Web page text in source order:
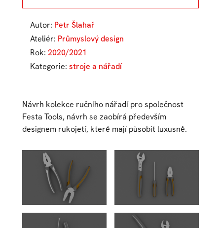
Autor: Petr Šlahař
Ateliér: Průmyslový design
Rok: 2020/2021
Kategorie: stroje a nářadí
Návrh kolekce ručního nářadí pro společnost
Festa Tools, návrh se zaobírá především
designem rukojetí, které mají působit luxusně.